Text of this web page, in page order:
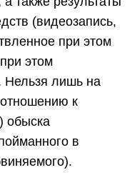
(видеозапись,
при этом
этом
Нельзя лишь на
к
обыска
в